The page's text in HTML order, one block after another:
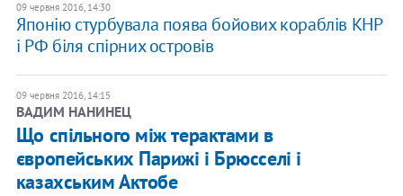
09 червня 2016, 14:30
Японію стурбувала поява бойових кораблів КНР
і РФ біля спірних островів
09 червня 2016, 14:15
ВАДИМ НАНИНЕЦ
Що спільного між терактами в
європейських Парижі і Брюсселі і
казахським Актобе